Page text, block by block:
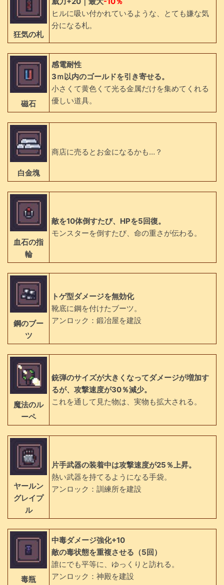
狂気の札
ヒルに吸い付かれているような、とても嫌な気
分になる札。
磁石
感電耐性
3ｍ以内のゴールドを引き寄せる。
小さくて黄色くて光る金属だけを集めてくれる
優しい道具。
白金塊
商店に売るとお金になるかも…？
血石の指
輪
敵を10体倒すたび、HPを5回復。
モンスターを倒すたび、命の重さが伝わる。
鋼のブー
ツ
トゲ型ダメージを無効化
靴底に鋼を付けたブーツ。
アンロック：鍛冶屋を建設
魔法のル
ーペ
銃弾のサイズが大きくなってダメージが増加す
るが、攻撃速度が30％減少。
これを通して見た物は、実物も拡大される。
ヤールン
グレイプ
ル
片手武器の装着中は攻撃速度が25％上昇。
熱い武器を持てるようになる手袋。
アンロック：訓練所を建設
毒瓶
中毒ダメージ強化+10
敵の毒状態を重複させる（5回）
誰にでも平等に、ゆっくりと訪れる。
アンロック：神殿を建設